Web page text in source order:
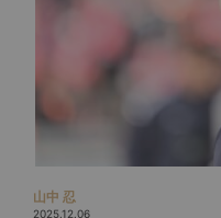
山中 忍
2025.12.06